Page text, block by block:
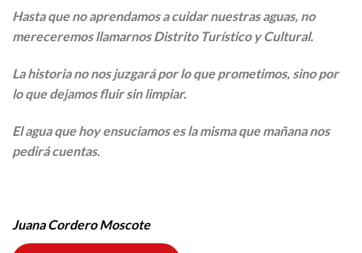
Hasta que no aprendamos a cuidar nuestras aguas, no
mereceremos llamarnos Distrito Turístico y Cultural.
La historia no nos juzgará por lo que prometimos, sino por
lo que dejamos fluir sin limpiar.
El agua que hoy ensuciamos es la misma que mañana nos
pedirá cuentas.
Juana Cordero Moscote